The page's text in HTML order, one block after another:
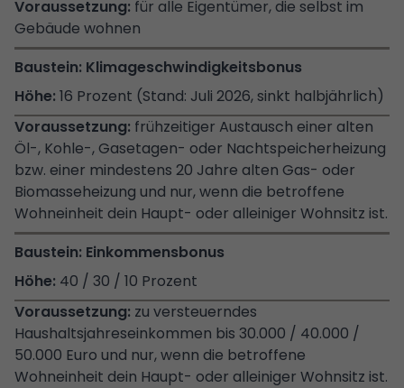
für alle Eigentümer, die selbst im
Gebäude wohnen
Klimageschwindigkeitsbonus
16 Prozent (Stand: Juli 2026, sinkt halbjährlich)
frühzeitiger Austausch einer alten
Öl-, Kohle-, Gasetagen- oder Nachtspeicherheizung
bzw. einer mindestens 20 Jahre alten Gas- oder
Biomasseheizung und nur, wenn die betroffene
Wohneinheit dein Haupt- oder alleiniger Wohnsitz ist.
Einkommensbonus
40 / 30 / 10 Prozent
zu versteuerndes
Haushaltsjahreseinkommen bis 30.000 / 40.000 /
50.000 Euro und nur, wenn die betroffene
Wohneinheit dein Haupt- oder alleiniger Wohnsitz ist.